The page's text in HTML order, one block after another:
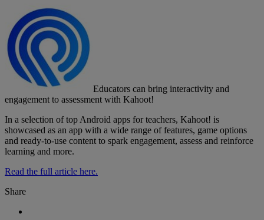
Educators can bring interactivity and
engagement to assessment with Kahoot!
In a selection of top Android apps for teachers, Kahoot! is
showcased as an app with a wide range of features, game options
and ready-to-use content to spark engagement, assess and reinforce
learning and more.
Read the full article here.
Share